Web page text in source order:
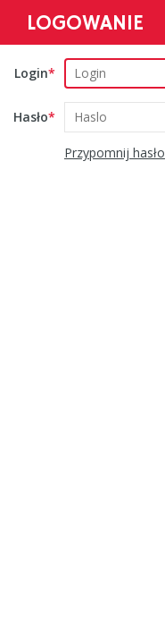
LOGOWANIE
Login
Hasło
Przypomnij hasło